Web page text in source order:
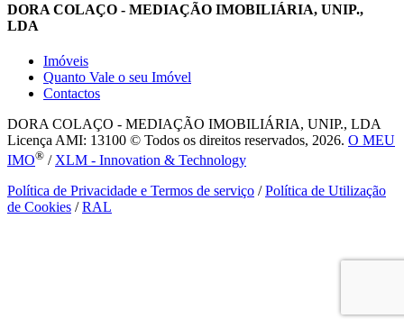
DORA COLAÇO - MEDIAÇÃO IMOBILIÁRIA, UNIP.,
LDA
Imóveis
Quanto Vale o seu Imóvel
Contactos
DORA COLAÇO - MEDIAÇÃO IMOBILIÁRIA, UNIP., LDA
Licença AMI: 13100 © Todos os direitos reservados, 2026. O MEU
IMO® / XLM - Innovation & Technology
Política de Privacidade e Termos de serviço /Política de Utilização
de Cookies /RAL